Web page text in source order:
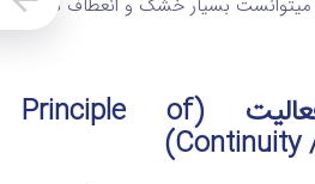
بسیار خشک و انعطاف‌ ناپذیر
اصل تداوم فعالیت (Principle of
Continuity